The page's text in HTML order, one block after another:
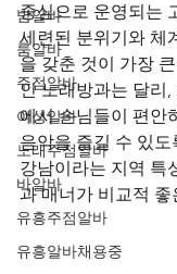
밤알바
룸알바
주점알바
여성알바
노래주점알바
바알바
유흥주점알바
유흥알바채용중
중심으로 운영되는
세련된 분위기와 체
을 갖춘 것이 가장
인 노래방과는 달리
에서 손님들이 편안
음악을 즐길 수 있
강남이라는 지역 특
과 매너가 비교적